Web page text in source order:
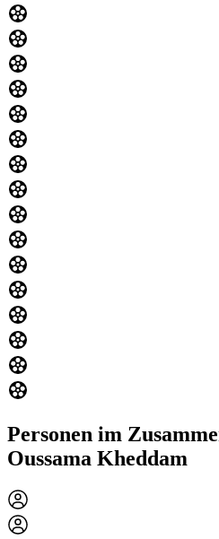
Personen im
Oussama Kheddam